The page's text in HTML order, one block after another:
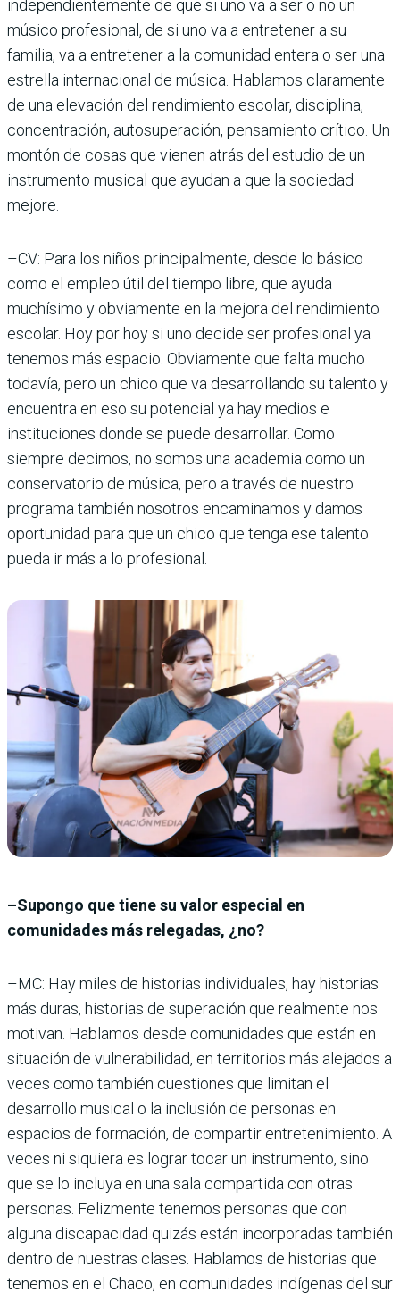
independientemente de que si uno va a ser o no un
músico profesional, de si uno va a entretener a su
familia, va a entretener a la comunidad entera o ser una
estrella internacional de música. Hablamos claramente
de una elevación del rendimiento escolar, disciplina,
concentración, autosuperación, pensamiento crítico. Un
montón de cosas que vienen atrás del estudio de un
instrumento musical que ayudan a que la sociedad
mejore.
–CV: Para los niños principalmente, desde lo básico
como el empleo útil del tiempo libre, que ayuda
muchísimo y obviamente en la mejora del rendimiento
escolar. Hoy por hoy si uno decide ser profesional ya
tenemos más espacio. Obviamente que falta mucho
todavía, pero un chico que va desarrollando su talento y
encuentra en eso su potencial ya hay medios e
instituciones donde se puede desarrollar. Como
siempre decimos, no somos una academia como un
conservatorio de música, pero a través de nuestro
programa también nosotros encaminamos y damos
oportunidad para que un chico que tenga ese talento
pueda ir más a lo profesional.
–Supongo que tiene su valor especial en
comunidades más relegadas, ¿no?
–MC: Hay miles de historias individuales, hay historias
más duras, historias de superación que realmente nos
motivan. Hablamos desde comunidades que están en
situación de vulnerabilidad, en territorios más alejados a
veces como también cuestiones que limitan el
desarrollo musical o la inclusión de personas en
espacios de formación, de compartir entretenimiento. A
veces ni siquiera es lograr tocar un instrumento, sino
que se lo incluya en una sala compartida con otras
personas. Felizmente tenemos personas que con
alguna discapacidad quizás están incorporadas también
dentro de nuestras clases. Hablamos de historias que
tenemos en el Chaco, en comunidades indígenas del sur